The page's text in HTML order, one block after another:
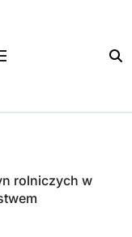
rolniczych w